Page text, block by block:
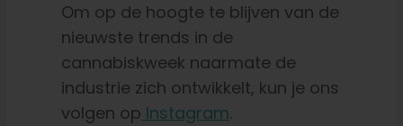
Om op de hoogte te blijven van de
nieuwste trends in de
cannabiskweek naarmate de
industrie zich ontwikkelt, kun je ons
volgen op Instagram.